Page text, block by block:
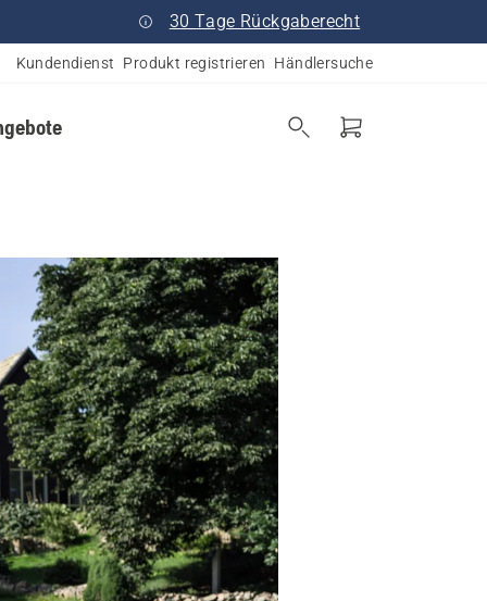
30 Tage Rückgaberecht
Kundendienst Produkt registrieren Händlersuche